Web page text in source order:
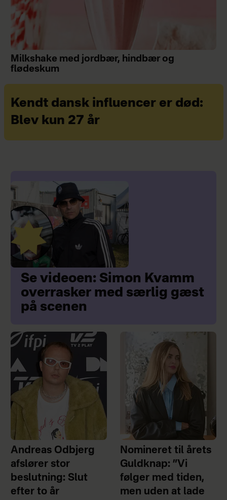
Milkshake med jordbær, hindbær og
flødeskum
Kendt dansk influencer er død:
Blev kun 27 år
Se videoen: Simon Kvamm
overrasker med særlig gæst
på scenen
Andreas Odbjerg
afslører stor
beslutning: Slut
efter to år
Nomineret til årets
Guldknap: ”Vi
følger med tiden,
men uden at lade